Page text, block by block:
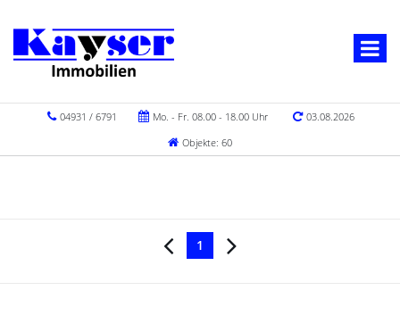
04931 / 6791 Mo. - Fr. 08.00 - 18.00 Uhr
03.08.2026
Objekte: 60
1